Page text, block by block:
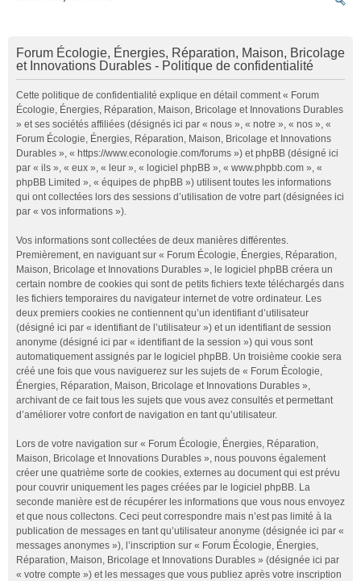
Forum Écologie, Énergies, Réparation, Maison, Bricolage
et Innovations Durables - Politique de confidentialité
Cette politique de confidentialité explique en détail comment « Forum
Écologie, Énergies, Réparation, Maison, Bricolage et Innovations Durables
» et ses sociétés affiliées (désignés ici par « nous », « notre », « nos », «
Forum Écologie, Énergies, Réparation, Maison, Bricolage et Innovations
Durables », « https://www.econologie.com/forums ») et phpBB (désigné ici
par « ils », « eux », « leur », « logiciel phpBB », « www.phpbb.com », «
phpBB Limited », « équipes de phpBB ») utilisent toutes les informations
qui ont collectées lors des sessions d’utilisation de votre part (désignées ici
par « vos informations »).
Vos informations sont collectées de deux manières différentes.
Premièrement, en naviguant sur « Forum Écologie, Énergies, Réparation,
Maison, Bricolage et Innovations Durables », le logiciel phpBB créera un
certain nombre de cookies qui sont de petits fichiers texte téléchargés dans
les fichiers temporaires du navigateur internet de votre ordinateur. Les
deux premiers cookies ne contiennent qu’un identifiant d’utilisateur
(désigné ici par « identifiant de l’utilisateur ») et un identifiant de session
anonyme (désigné ici par « identifiant de la session ») qui vous sont
automatiquement assignés par le logiciel phpBB. Un troisième cookie sera
créé une fois que vous naviguerez sur les sujets de « Forum Écologie,
Énergies, Réparation, Maison, Bricolage et Innovations Durables »,
archivant de ce fait tous les sujets que vous avez consultés et permettant
d’améliorer votre confort de navigation en tant qu’utilisateur.
Lors de votre navigation sur « Forum Écologie, Énergies, Réparation,
Maison, Bricolage et Innovations Durables », nous pouvons également
créer une quatrième sorte de cookies, externes au document qui est prévu
pour couvrir uniquement les pages créées par le logiciel phpBB. La
seconde manière est de récupérer les informations que vous nous envoyez
et que nous collectons. Ceci peut correspondre mais n’est pas limité à la
publication de messages en tant qu’utilisateur anonyme (désignée ici par «
messages anonymes »), l’inscription sur « Forum Écologie, Énergies,
Réparation, Maison, Bricolage et Innovations Durables » (désignée ici par
« votre compte ») et les messages que vous publiez après votre inscription